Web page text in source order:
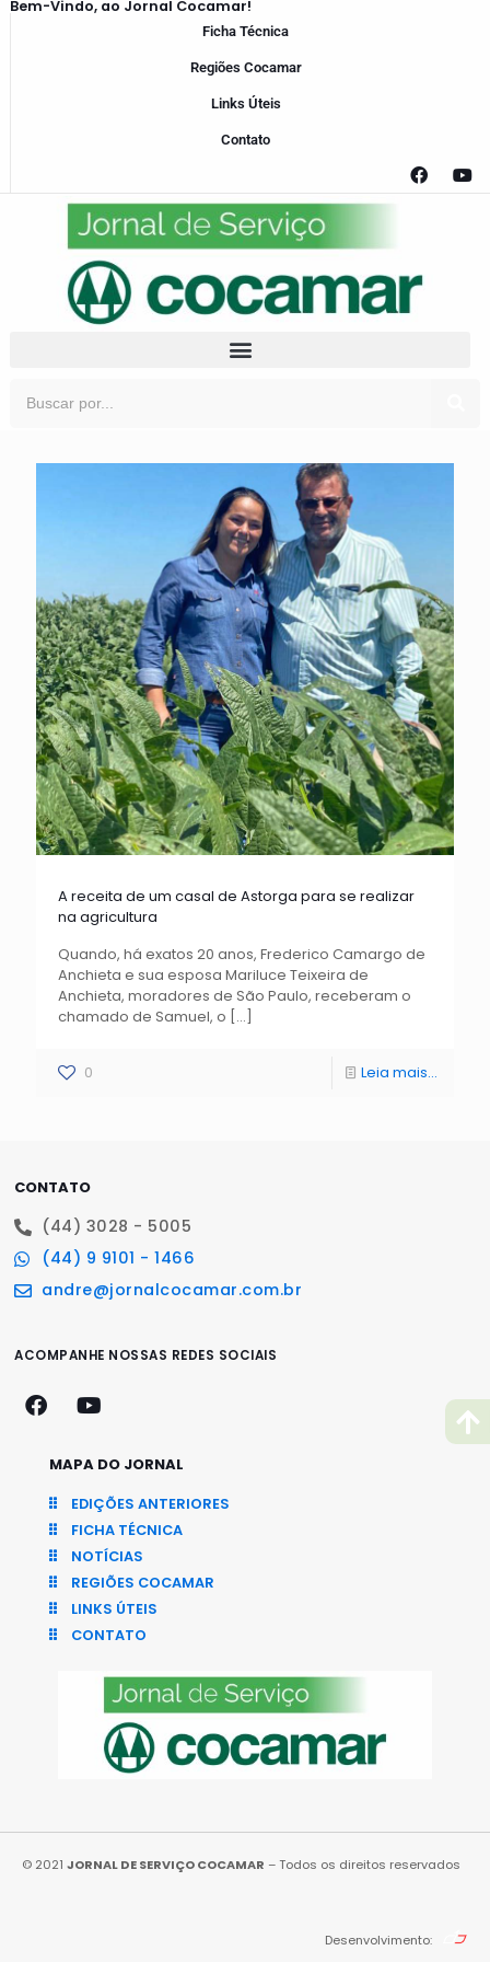
Bem-Vindo, ao Jornal Cocamar!
Ficha Técnica
Regiões Cocamar
Links Úteis
Contato
A receita de um casal de Astorga para se realizar
na agricultura
Quando, há exatos 20 anos, Frederico Camargo de
Anchieta e sua esposa Mariluce Teixeira de
Anchieta, moradores de São Paulo, receberam o
chamado de Samuel, o […]
0 Leia mais...
CONTATO
(44) 3028 - 5005
(44) 9 9101 - 1466
andre@jornalcocamar.com.br
ACOMPANHE NOSSAS REDES SOCIAIS
MAPA DO JORNAL
EDIÇÕES ANTERIORES
FICHA TÉCNICA
NOTÍCIAS
REGIÕES COCAMAR
LINKS ÚTEIS
CONTATO
© 2021 JORNAL DE SERVIÇO COCAMAR – Todos os direitos reservados
Desenvolvimento: